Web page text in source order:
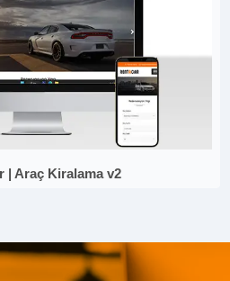
| Araç Kiralama v2